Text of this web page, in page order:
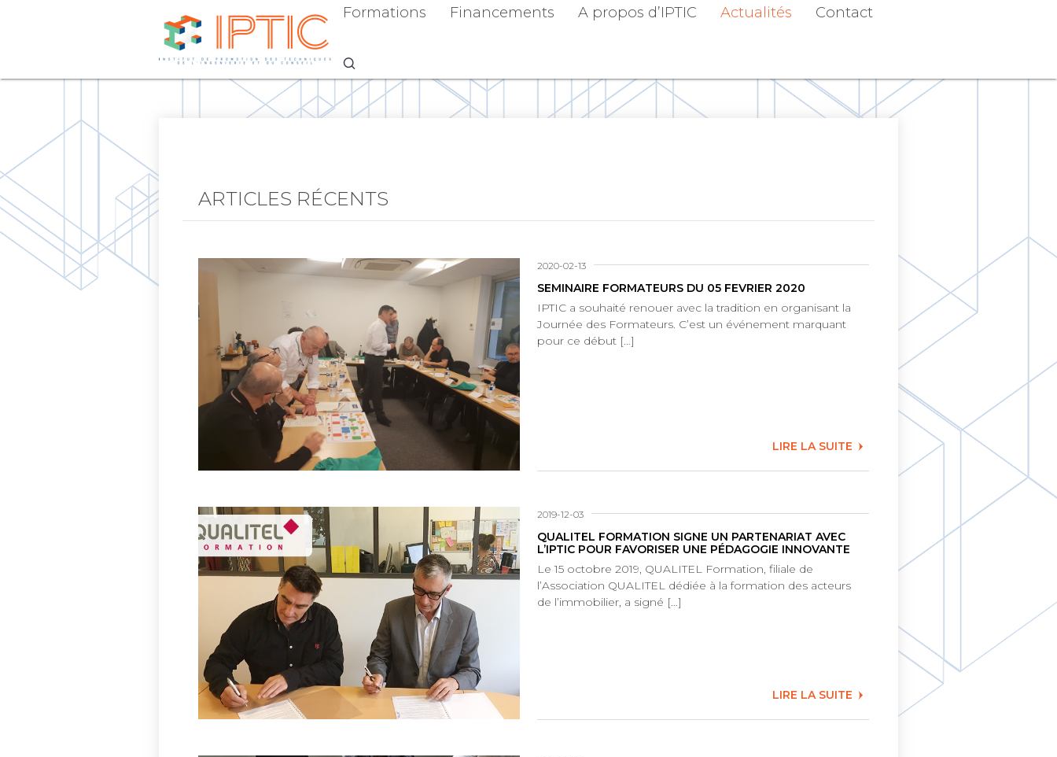
Formations Financements A propos d’IPTIC Actualités Contact
ARTICLES RÉCENTS
2020-02-13
SEMINAIRE FORMATEURS DU 05 FEVRIER 2020
IPTIC a souhaité renouer avec la tradition en organisant la
Journée des Formateurs. C’est un événement marquant
pour ce début […]
LIRE LA SUITE
2019-12-03
QUALITEL FORMATION SIGNE UN PARTENARIAT AVEC
L’IPTIC POUR FAVORISER UNE PÉDAGOGIE INNOVANTE
Le 15 octobre 2019, QUALITEL Formation, filiale de
l’Association QUALITEL dédiée à la formation des acteurs
de l’immobilier, a signé […]
LIRE LA SUITE